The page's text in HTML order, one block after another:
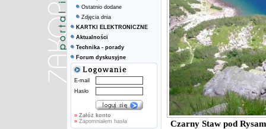
Ostatnio dodane
Zdjęcia dnia
KARTKI ELEKTRONICZNE
Aktualności
Technika - porady
Forum dyskusyjne
E-mail
Hasło
» Załóż konto
» Zapomniałem hasła Czarny Staw pod